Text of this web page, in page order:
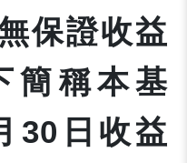
保證收益
簡稱本基
30日收益